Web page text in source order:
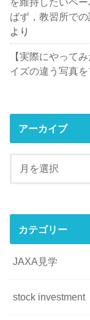
ばず，教習所で
より
【実際にやって
イズの違う写真を
アーカイブ
カテゴリー
JAXA見学
stock investment